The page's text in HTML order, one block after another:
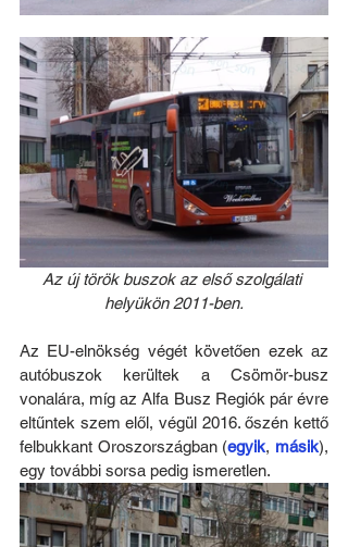
Az új török buszok az első szolgálati
helyükön 2011-ben.
Az EU-elnökség végét követően ezek az
autóbuszok kerültek a Csömör-busz
vonalára, míg az Alfa Busz Regiók pár évre
eltűntek szem elől, végül 2016. őszén kettő
felbukkant Oroszországban (egyik, másik),
egy további sorsa pedig ismeretlen.